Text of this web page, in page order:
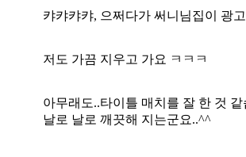
캬캬캬캬, 으쩌다가 써니님집이 광
저도 가끔 지우고 가요 ㅋㅋㅋ
아무래도..타이틀 매치를 잘 한 것 같
날로 날로 깨끗해 지는군요..^^